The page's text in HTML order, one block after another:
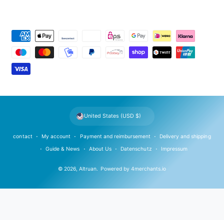
m
n
© 2026,Altruan. Powered by 4merchants.io
contact My account Payment and reimbursement Delivery and shipping
Guide & News About Us Datenschutz Impressum
United States (USD $)